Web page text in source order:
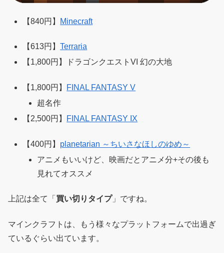
【840円】 Minecraft
【613円】Terraria
【1,800円】ドラゴンクエストVI 幻の大地
【1,800円】
FINAL FANTASY V
超名作
【2,500円】
FINAL FANTASY IX
【400円】 planetarian ～ちいさなほしのゆめ～
アニメもいいけど、映画だとアニメ分+その後も
見れてオススメ
上記は全て「 買い切りタイプ」ですね。
マインクラフトは、もう様々なプラットフォームで出過ぎ
ているぐらい出ています。